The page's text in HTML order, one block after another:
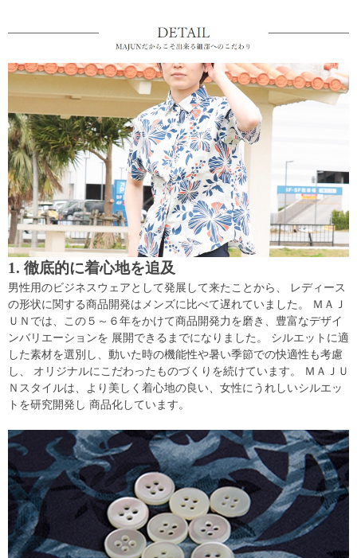
1. 徹底的に着心地を追及
男性用のビジネスウェアとして発展して来たことから、 レディース
の形状に関する商品開発はメンズに比べて遅れていました。 ＭＡＪ
ＵＮでは、この５～６年をかけて商品開発力を磨き、豊富なデザイ
ンバリエーションを 展開できるまでになりました。 シルエットに適
した素材を選別し、動いた時の機能性や暑い季節での快適性も考慮
し、 オリジナルにこだわったものづくりを続けています。 ＭＡＪＵ
Ｎスタイルは、より美しく着心地の良い、女性にうれしいシルエッ
トを研究開発し 商品化しています。